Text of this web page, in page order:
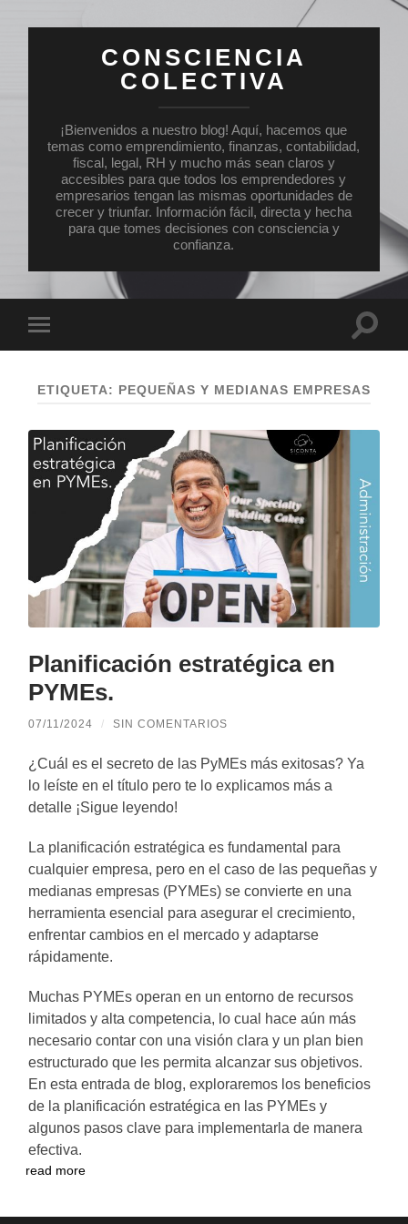
CONSCIENCIA
COLECTIVA
¡Bienvenidos a nuestro blog! Aquí, hacemos que
temas como emprendimiento, finanzas, contabilidad,
fiscal, legal, RH y mucho más sean claros y
accesibles para que todos los emprendedores y
empresarios tengan las mismas oportunidades de
crecer y triunfar. Información fácil, directa y hecha
para que tomes decisiones con consciencia y
confianza.
el
móvil
ETIQUETA: PEQUEÑAS Y MEDIANAS EMPRESAS
Planificación estratégica en
PYMEs.
07/11/2024 / SIN COMENTARIOS
¿Cuál es el secreto de las PyMEs más exitosas? Ya
lo leíste en el título pero te lo explicamos más a
detalle ¡Sigue leyendo!
La planificación estratégica es fundamental para
cualquier empresa, pero en el caso de las pequeñas y
medianas empresas (PYMEs) se convierte en una
herramienta esencial para asegurar el crecimiento,
enfrentar cambios en el mercado y adaptarse
rápidamente.
Muchas PYMEs operan en un entorno de recursos
limitados y alta competencia, lo cual hace aún más
necesario contar con una visión clara y un plan bien
estructurado que les permita alcanzar sus objetivos.
En esta entrada de blog, exploraremos los beneficios
de la planificación estratégica en las PYMEs y
algunos pasos clave para implementarla de manera
efectiva.
read more